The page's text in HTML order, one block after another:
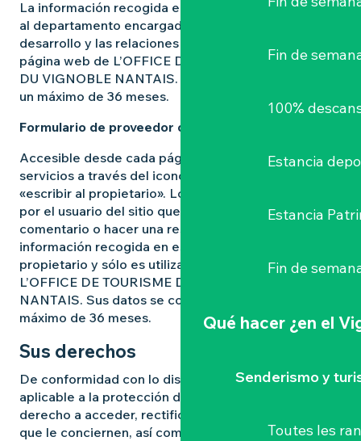
Fin de
100%
Estancia
Estancia
Fin de
Qué hacer ¿en el
Senderismo y
Toutes les
La información recogida en este formulario se envía
al departamento encargado de gestionar el
desarrollo y las relaciones con los socios de la
página web de L’OFFICE DE TOURISME DU PAYS
DU VIGNOBLE NANTAIS. Sus datos se conservarán
un máximo de 36 meses.
Formulario de proveedor de servicios
Accesible desde cada página de proveedor de
servicios a través del icono del sobre y la indicación
«escribir al propietario». Los datos son transmitidos
por el usuario del sitio que desea enviar un
comentario o hacer una reserva al propietario. La
información recogida en este formulario se envía al
propietario y sólo es utilizada con este fin por
L’OFFICE DE TOURISME DU PAYS DU VIGNOBLE
NANTAIS. Sus datos se conservarán durante un
máximo de 36 meses.
Sus derechos
De conformidad con lo dispuesto en la normativa
aplicable a la protección de datos personales, tiene
derecho a acceder, rectificar y suprimir los datos
que le conciernen, así como derecho a obtener una